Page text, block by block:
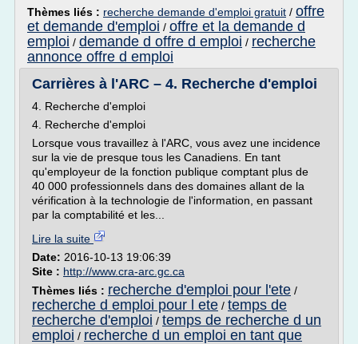
Thèmes liés : recherche demande d'emploi gratuit / offre
et demande d'emploi / offre et la demande d
emploi / demande d offre d emploi / recherche
annonce offre d emploi
Carrières à l'ARC – 4. Recherche d'emploi
4. Recherche d'emploi
4. Recherche d'emploi
Lorsque vous travaillez à l'ARC, vous avez une incidence
sur la vie de presque tous les Canadiens. En tant
qu'employeur de la fonction publique comptant plus de
40 000 professionnels dans des domaines allant de la
vérification à la technologie de l'information, en passant
par la comptabilité et les...
Lire la suite
Date: 2016-10-13 19:06:39
Site : http://www.cra-arc.gc.ca
Thèmes liés : recherche d'emploi pour l'ete /
recherche d emploi pour l ete / temps de
recherche d'emploi / temps de recherche d un
emploi / recherche d un emploi en tant que